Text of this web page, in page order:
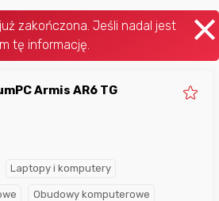
Armis AR6 TG
Laptopy i komputery
Obudowy komputerowe